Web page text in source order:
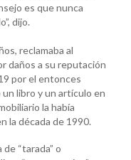
es que nunca
dijo.
reclamaba al
daños a su reputación
por el entonces
libro y un artículo en
la había
la década de 1990.
“tarada” o